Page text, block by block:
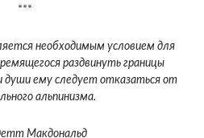
***
необходимым условием для
раздвинуть границы
души ему следует отказаться от
альпинизма.
Макдональд